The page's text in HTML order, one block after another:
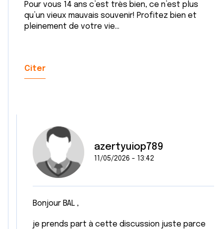
Pour vous 14 ans c’est très bien, ce n’est plus
qu’un vieux mauvais souvenir! Profitez bien et
pleinement de votre vie...
Citer
azertyuiop789
11/05/2026 - 13:42
Bonjour BAL ,
je prends part à cette discussion juste parce